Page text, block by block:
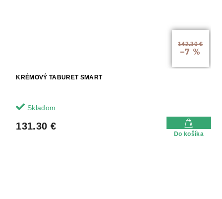
142.30 €
–7 %
KRÉMOVÝ TABURET SMART
Skladom
131.30 €
Do košíka